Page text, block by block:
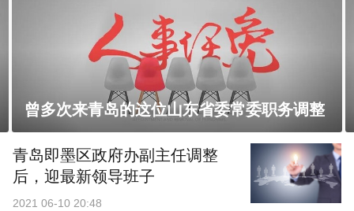
曾多次来青岛的这位山东省委常委职务调整
青岛即墨区政府办副主任调整
后，迎最新领导班子
2021 06-10 20:48